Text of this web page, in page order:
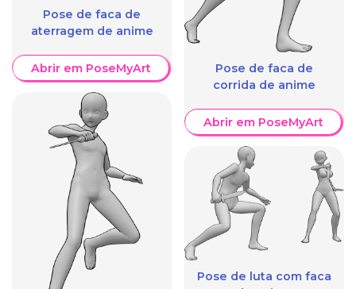
Pose de faca de
aterragem de anime
Abrir em PoseMyArt
Pose de faca de
corrida de anime
Abrir em PoseMyArt
Pose de luta com faca